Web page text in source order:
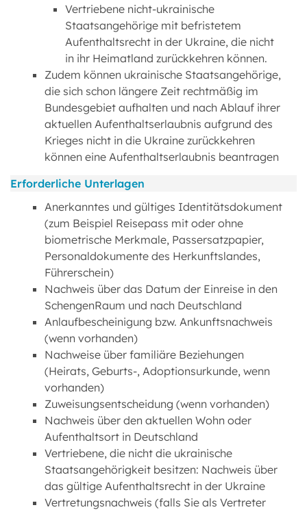
Vertriebene nicht-ukrainische
Staatsangehörige mit befristetem
Aufenthaltsrecht in der Ukraine, die nicht
in ihr Heimatland zurückkehren können.
Zudem können ukrainische Staatsangehörige,
die sich schon längere Zeit rechtmäßig im
Bundesgebiet aufhalten und nach Ablauf ihrer
aktuellen Aufenthaltserlaubnis aufgrund des
Krieges nicht in die Ukraine zurückkehren
können eine Aufenthaltserlaubnis beantragen
Erforderliche Unterlagen
Anerkanntes und gültiges Identitätsdokument
(zum Beispiel Reisepass mit oder ohne
biometrische Merkmale, Passersatzpapier,
Personaldokumente des Herkunftslandes,
Führerschein)
Nachweis über das Datum der Einreise in den
SchengenRaum und nach Deutschland
Anlaufbescheinigung bzw. Ankunftsnachweis
(wenn vorhanden)
Nachweise über familiäre Beziehungen
(Heirats, Geburts-, Adoptionsurkunde, wenn
vorhanden)
Zuweisungsentscheidung (wenn vorhanden)
Nachweis über den aktuellen Wohn oder
Aufenthaltsort in Deutschland
Vertriebene, die nicht die ukrainische
Staatsangehörigkeit besitzen: Nachweis über
das gültige Aufenthaltsrecht in der Ukraine
Vertretungsnachweis (falls Sie als Vertreter